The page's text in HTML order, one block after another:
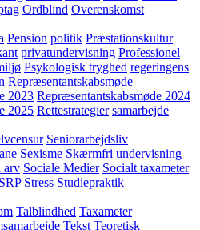
Ordblind Overenskomst
Pension politik Præstationskultur
privatundervisning Professionel
Psykologisk tryghed regeringens
Repræsentantskabsmøde
2023 Repræsentantskabsmøde 2024
2025 Rettestrategier samarbejde
Seniorarbejdsliv
Sexisme Skærmfri undervisning
arv Sociale Medier Socialt taxameter
SRP Stress Studiepraktik
Talblindhed Taxameter
Tekst Teoretisk